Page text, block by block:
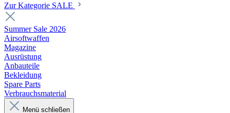
Zur Kategorie SALE
Summer Sale 2026
Airsoftwaffen
Magazine
Ausrüstung
Anbauteile
Bekleidung
Spare Parts
Verbrauchsmaterial
Menü schließen